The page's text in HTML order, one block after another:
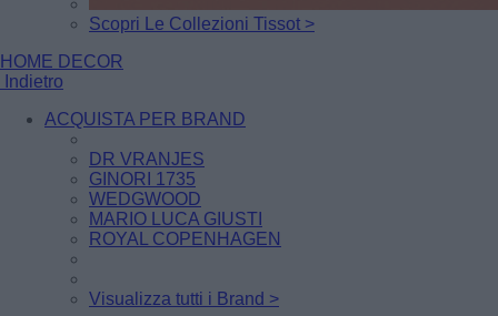
Scopri Le Collezioni Tissot >
HOME DECOR
Indietro
ACQUISTA PER BRAND
DR VRANJES
GINORI 1735
WEDGWOOD
MARIO LUCA GIUSTI
ROYAL COPENHAGEN
Visualizza tutti i Brand >